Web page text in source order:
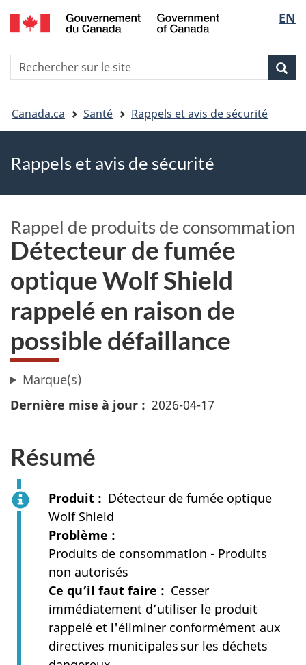
Skip
to
Skip
to
Passer
à
HTML
de
la
EN
Recherche
Vous
êtes
ici
Canada.ca Santé Rappels et avis de sécurité
Rappels et avis de sécurité
Rappel de produits de consommation
Détecteur de fumée
optique Wolf Shield
rappelé en raison de
possible défaillance
Marque(s)
Dernière mise à jour
2026-04-17
Résumé
Produit
Détecteur de fumée optique
Wolf Shield
Problème
Produits de consommation - Produits
non autorisés
Ce qu’il faut faire
Cesser
immédiatement d’utiliser le produit
rappelé et l'éliminer conformément aux
directives municipales sur les déchets